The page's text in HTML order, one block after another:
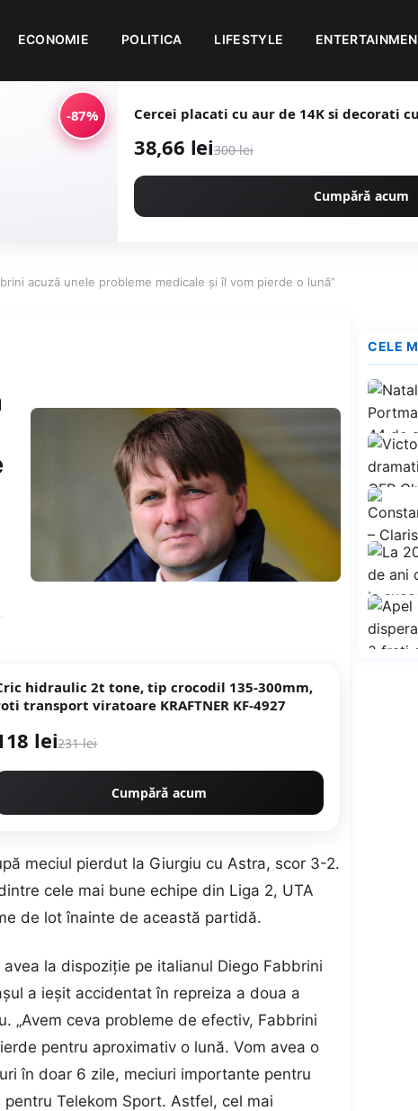
ECONOMIE POLITICA LIFESTYLE
-87% Cercei placati cu aur de 14K si decorati
38,66 lei300 lei
Cumpără acum
acuză unele probleme medicale şi îl vom pierde o lună”
hidraulic 2t tone, tip crocodil 135-300mm,
transport viratoare KRAFTNER KF-4927
lei231 lei
Cumpără acum
meciul pierdut la Giurgiu cu Astra, scor 3-2.
cele mai bune echipe din Liga 2, UTA
de lot înainte de această partidă.
la dispoziţie pe italianul Diego Fabbrini
a ieşit accidentat în repreiza a doua a
„Avem ceva probleme de efectiv, Fabbrini
pentru aproximativ o lună. Vom avea o
în doar 6 zile, meciuri importante pentru
Telekom Sport. Astfel, cel mai
CELE